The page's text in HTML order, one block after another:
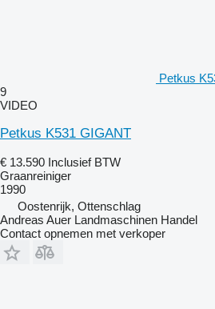
Petkus
9
VIDEO
Petkus K531 GIGANT
€ 13.590 Inclusief BTW
Graanreiniger
1990
Oostenrijk, Ottenschlag
Andreas Auer Landmaschinen Handel
Contact opnemen met verkoper